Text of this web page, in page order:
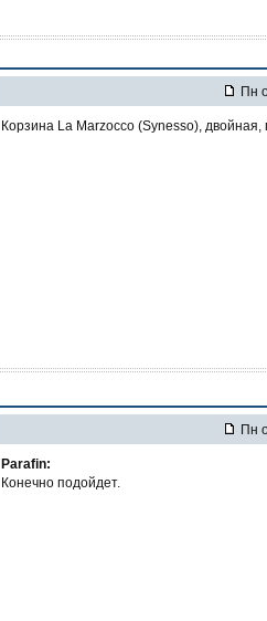
Пн
Корзина La Marzocco (Synesso), двойная,
Пн
Parafin:
Конечно подойдет.